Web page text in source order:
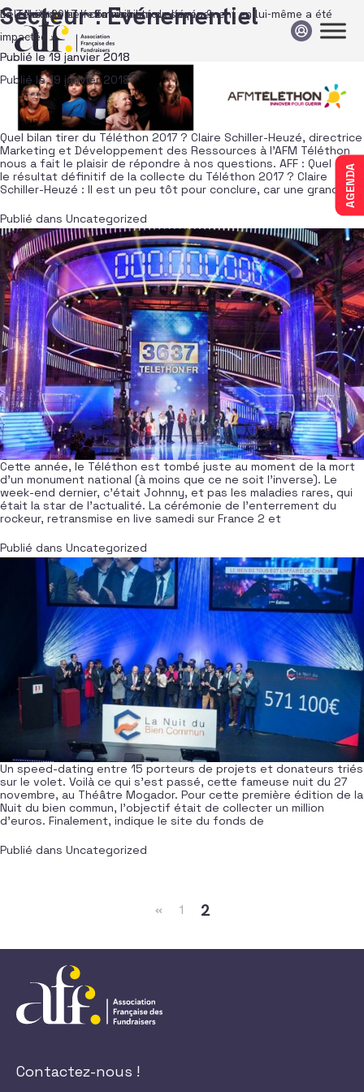
Passer au contenu
AGENDA
Secteur :Evénementiel
Téléthon 2017 : « La visibilité de l’événement en lui-même a été
impactée »
Publié le19 janvier 2018
Quel bilan tirer du Téléthon 2017 ? Claire Schiller-Heuzé, directrice
Marketing et Développement des Ressources à l’AFM Téléthon
nous a fait le plaisir de répondre à nos questions. AFF : Quel est
le résultat définitif de la collecte du Téléthon 2017 ? Claire
Schiller-Heuzé : Il est un peu tôt pour conclure, car une grande
Publié dans Uncategorized
Le Téléthon et l’effet Johnny…
Publié le19 janvier 2018
Cette année, le Téléthon est tombé juste au moment de la mort
d’un monument national (à moins que ce ne soit l’inverse). Le
week-end dernier, c’était Johnny, et pas les maladies rares, qui
était la star de l’actualité. La cérémonie de l’enterrement du
rockeur, retransmise en live samedi sur France 2 et
Publié dans Uncategorized
La « Nuit du bien commun » : quesaquo ?
Publié le19 janvier 2018
Un speed-dating entre 15 porteurs de projets et donateurs triés
sur le volet. Voilà ce qui s’est passé, cette fameuse nuit du 27
novembre, au Théâtre Mogador. Pour cette première édition de la
Nuit du bien commun, l’objectif était de collecter un million
d’euros. Finalement, indique le site du fonds de
Publié dans Uncategorized
« 1 2
Contactez-nous !